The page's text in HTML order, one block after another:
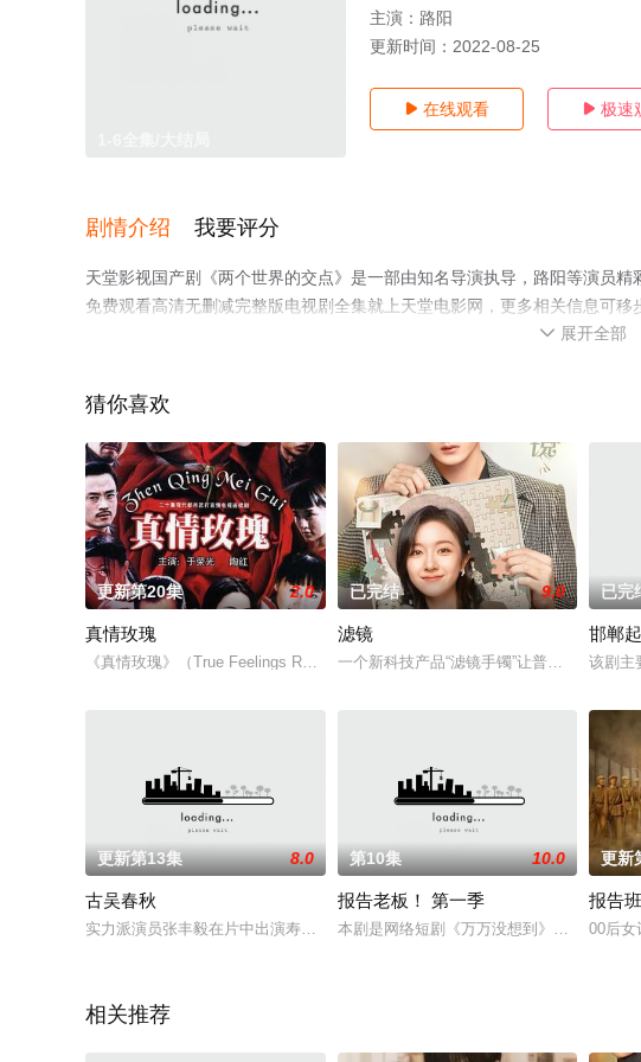
主演： 路阳
更新时间： 2022-08-25
 在线观看  极速
剧情介绍 我要评分
天堂影视国产剧《两个世界的交点》是一部由知名导演执导，路阳等演员
免费观看高清无删减完整版电视剧全集就上天堂电影网，更多相关信息可移
 展开全部
猜你喜欢
更新第20集 2.0
真情玫瑰
《真情玫瑰》（True Feelings Rose）（原名《武魂奇缘》）是以真实故事原型改
已完结 9.0
滤镜
一个新科技产品“滤镜手镯”让普通平凡的苏
已完
邯郸
该剧主
更新第13集 8.0
古吴春秋
实力派演员张丰毅在片中出演寿梦，刘威饰阖闾，青春偶像曹颖出演大美女西施
第10集 10.0
报告老板！ 第一季
本剧是网络短剧《万万没想到》原班人马创
更新
报告
00后女
相关推荐